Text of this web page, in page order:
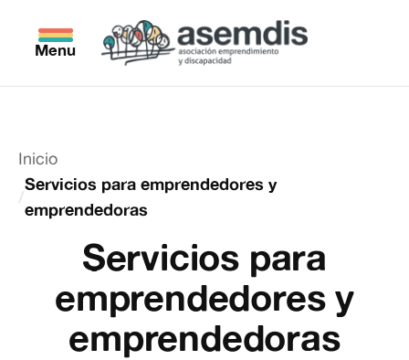
Menu
Inicio
Servicios para emprendedores y
emprendedoras
Servicios para
emprendedores y
emprendedoras